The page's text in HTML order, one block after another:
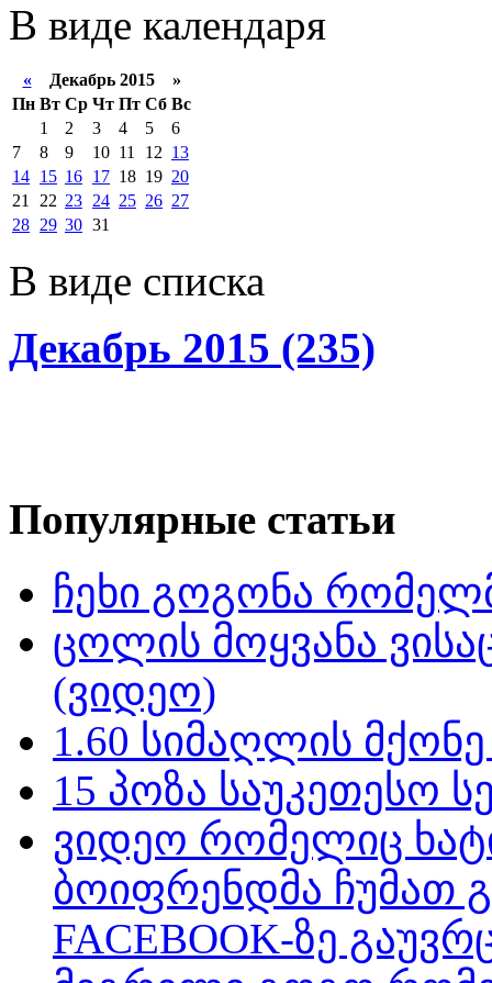
В виде календаря
«Декабрь 2015 »
Пн Вт Ср Чт Пт Сб Вс
1
2 3 4 5
6
7
8 9 10 11 12 13
14 15 16 17 18 19 20
21
22 23 24 25 26 27
28 29 30 31
В виде списка
Декабрь 2015 (235)
Популярные статьи
ჩეხი გოგონა
ცოლის მოყვანა
(ვიდეო)
1.60 სიმაღლის
15 პოზა საუკეთესო
ვიდეო რომელიც
ბოიფრენდმა ჩუმათ
FACEBOOK-ზე